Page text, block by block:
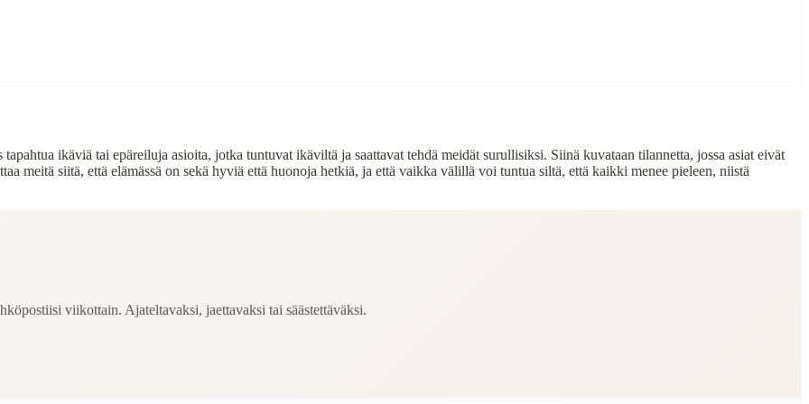
ikäviä tai epäreiluja asioita, jotka tuntuvat ikäviltä ja saattavat tehdä meidät surullisiksi. Siinä kuvataan tilannetta, jossa asiat eivät
meitä siitä, että elämässä on sekä hyviä että huonoja hetkiä, ja että vaikka välillä voi tuntua siltä, että kaikki menee pieleen, niistä
viikottain. Ajateltavaksi, jaettavaksi tai säästettäväksi.